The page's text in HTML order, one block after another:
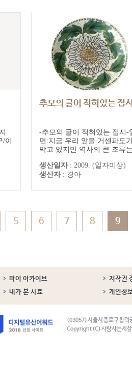
이
추모의 글이 적혀있는 접
-추모의 글이 적혀있는 접시-
면:지금 우리 앞을 거센파도
막고 있지만 역사의 큰 조류
오월은 노무현 입니다 바람
당신 오신 줄 알겠습니다 영
하겠습니다 언제까지나 당신
준 달항아리 뽀롱티 올림-뒷
고 노무현대통령을 추모하며
생산일자 : 2009. (일자미상)
생산자 : 경아
5 6 7 8 9
마이 아카이브
저작권
내가 본 사료 개인정
(03057) 서울시 종로구 창덕
Copyright (C) 사람사는세